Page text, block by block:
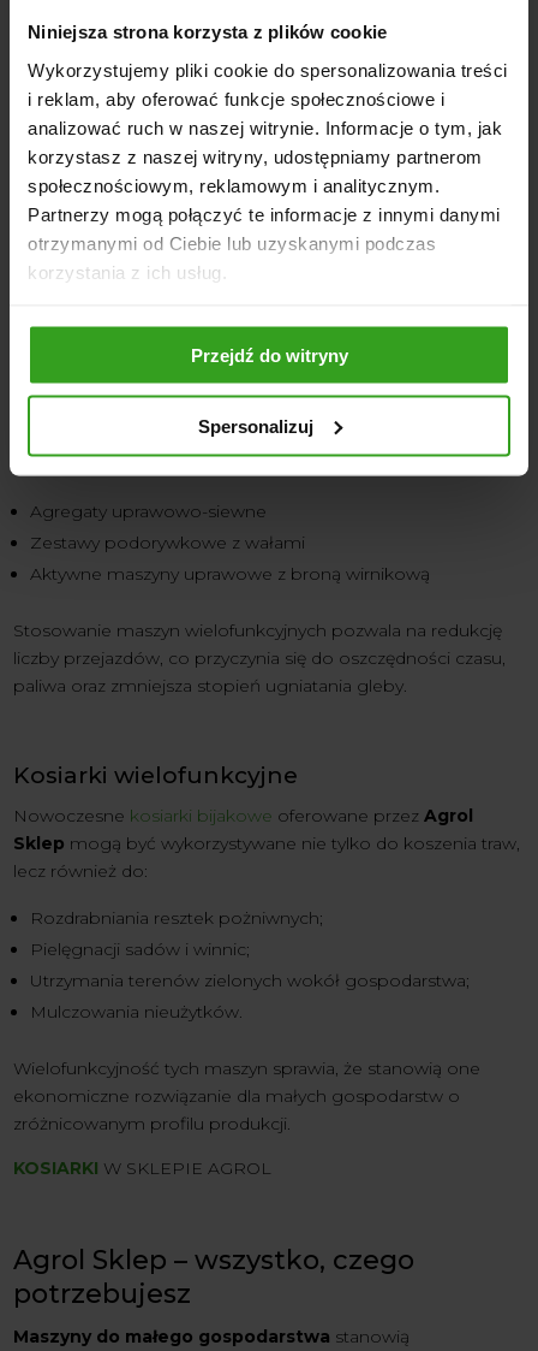
Niniejsza strona korzysta z plików cookie
Wykorzystujemy pliki cookie do spersonalizowania treści
i reklam, aby oferować funkcje społecznościowe i
analizować ruch w naszej witrynie. Informacje o tym, jak
korzystasz z naszej witryny, udostępniamy partnerom
społecznościowym, reklamowym i analitycznym.
Partnerzy mogą połączyć te informacje z innymi danymi
otrzymanymi od Ciebie lub uzyskanymi podczas
korzystania z ich usług.
Przejdź do witryny
Spersonalizuj
Prac załadunkowych przy oborniku;
Prac ziemnych i porządkowych.
Ładowacz czołowywystępuje w wersjach o różnych
udźwigach, dostosowanych do mocy ciągnika oraz
planowanych zastosowań. Funkcjonalność maszyny
rozszerzają dostępneakcesoria:
Agregaty wielofunkcyjne uprawowe
Agregaty łączące kilka funkcji uprawowych stanowią
ekonomiczne rozwiązanie dla małych gospodarstw:
Agregaty uprawowo-siewne
Zestawy podorywkowe z wałami
Aktywne maszyny uprawowe z broną wirnikową
Stosowanie maszyn wielofunkcyjnych pozwala na redukcję
liczby przejazdów, co przyczynia się do oszczędności czasu,
paliwa oraz zmniejsza stopień ugniatania gleby.
Kosiarki wielofunkcyjne
Nowoczesne kosiarki bijakowe oferowane przezAgrol
Sklep mogą być wykorzystywane nie tylko do koszenia traw,
lecz również do:
Rozdrabniania resztek pożniwnych;
Pielęgnacji sadów i winnic;
Utrzymania terenów zielonych wokół gospodarstwa;
Mulczowania nieużytków.
Wielofunkcyjność tych maszyn sprawia, że stanowią one
ekonomiczne rozwiązanie dla małych gospodarstw o
zróżnicowanym profilu produkcji.
KOSIARKI W SKLEPIE AGROL
Agrol Sklep – wszystko, czego
potrzebujesz
Maszyny do małego gospodarstwa stanowią